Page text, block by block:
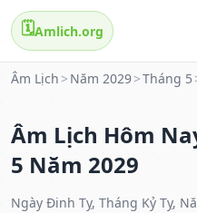
🗓️Amlich.org
Âm Lịch > Năm 2029>Tháng 5
Âm Lịch Hôm
5 Năm 2029
Ngày Đinh Tỵ, Tháng Kỷ Tỵ,